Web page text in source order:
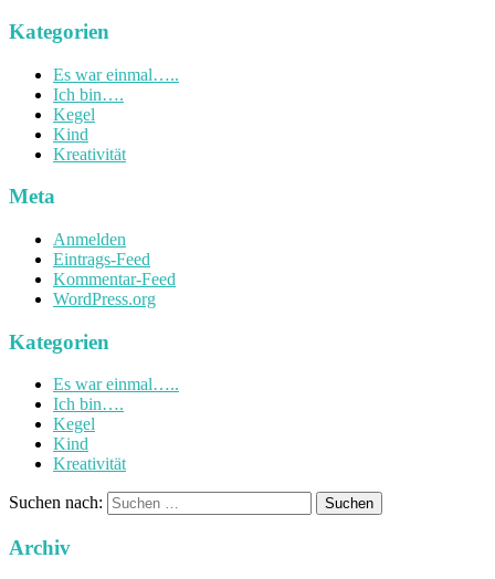
Kategorien
Es war einmal…..
Ich bin….
Kegel
Kind
Kreativität
Meta
Anmelden
Eintrags-Feed
Kommentar-Feed
WordPress.org
Kategorien
Es war einmal…..
Ich bin….
Kegel
Kind
Kreativität
Suchen nach:
Archiv